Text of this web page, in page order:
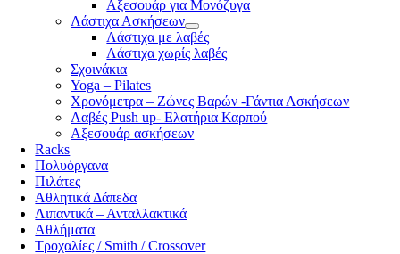
Αξεσουάρ για Μονόζυγα
Λάστιχα Ασκήσεων
Λάστιχα με λαβές
Λάστιχα χωρίς λαβές
Σχοινάκια
Yoga – Pilates
Χρονόμετρα – Ζώνες Βαρών -Γάντια Ασκήσεων
Λαβές Push up- Ελατήρια Καρπού
Αξεσουάρ ασκήσεων
Racks
Πολυόργανα
Πιλάτες
Αθλητικά Δάπεδα
Λιπαντικά – Ανταλλακτικά
Αθλήματα
Τροχαλίες / Smith / Crossover